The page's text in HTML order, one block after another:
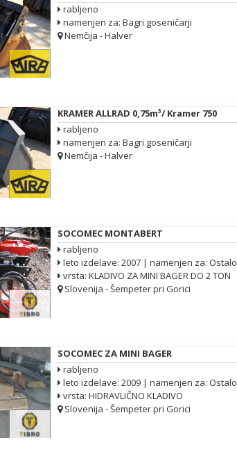
rabljeno
namenjen za: Bagri goseničarji
Nemčija - Halver
KRAMER ALLRAD 0,75m³/ Kramer 750
rabljeno
namenjen za: Bagri goseničarji
Nemčija - Halver
SOCOMEC MONTABERT
rabljeno
leto izdelave: 2007 | namenjen za: Ostalo
vrsta: KLADIVO ZA MINI BAGER DO 2 TON
Slovenija - Šempeter pri Gorici
SOCOMEC ZA MINI BAGER
rabljeno
leto izdelave: 2009 | namenjen za: Ostalo
vrsta: HIDRAVLIČNO KLADIVO
Slovenija - Šempeter pri Gorici